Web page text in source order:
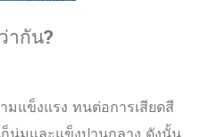
ากัน?
แข็งแรง ทนต่อการเสียดสี